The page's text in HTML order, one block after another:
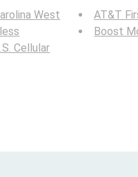
West
Cellular
AT&T
Boost